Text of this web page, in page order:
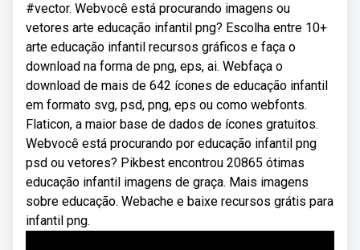
#vector. Webvocê está procurando imagens ou
vetores arte educação infantil png? Escolha entre 10+
arte educação infantil recursos gráficos e faça o
download na forma de png, eps, ai. Webfaça o
download de mais de 642 ícones de educação infantil
em formato svg, psd, png, eps ou como webfonts.
Flaticon, a maior base de dados de ícones gratuitos.
Webvocê está procurando por educação infantil png
psd ou vetores? Pikbest encontrou 20865 ótimas
educação infantil imagens de graça. Mais imagens
sobre educação. Webache e baixe recursos grátis para
infantil png.